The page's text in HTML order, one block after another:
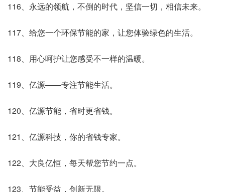
116、永远的领航，不倒的时代，坚信一切，相信未来。
117、给您一个环保节能的家，让您体验绿色的生活。
118、用心呵护让您感受不一样的温暖。
119、亿源――专注节能生活。
120、亿源节能，省时更省钱。
121、亿源科技，你的省钱专家。
122、大良亿恒，每天帮您节约一点。
123、节能受益，创新无限。